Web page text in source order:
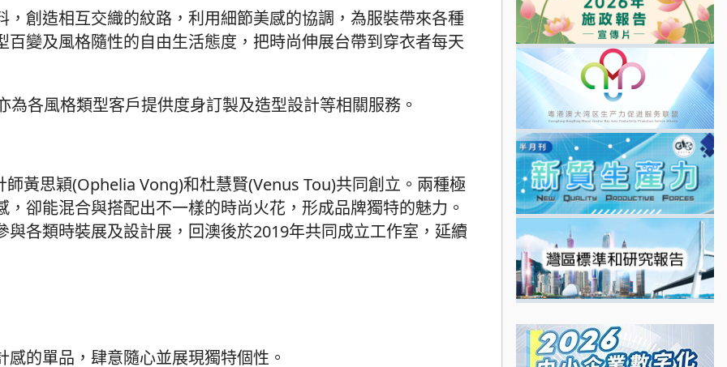
創造相互交織的紋路，利用細節美感的協調，為服裝帶來各種
變及風格隨性的自由生活態度，把時尚伸展台帶到穿衣者每天
各風格類型客戶提供度身訂製及造型設計等相關服務。
黃思穎(Ophelia Vong)和杜慧賢(Venus Tou)共同創立。兩種極
卻能混合與搭配出不一樣的時尚火花，形成品牌獨特的魅力。
各類時裝展及設計展，回澳後於2019年共同成立工作室，延續
的單品，肆意隨心並展現獨特個性。